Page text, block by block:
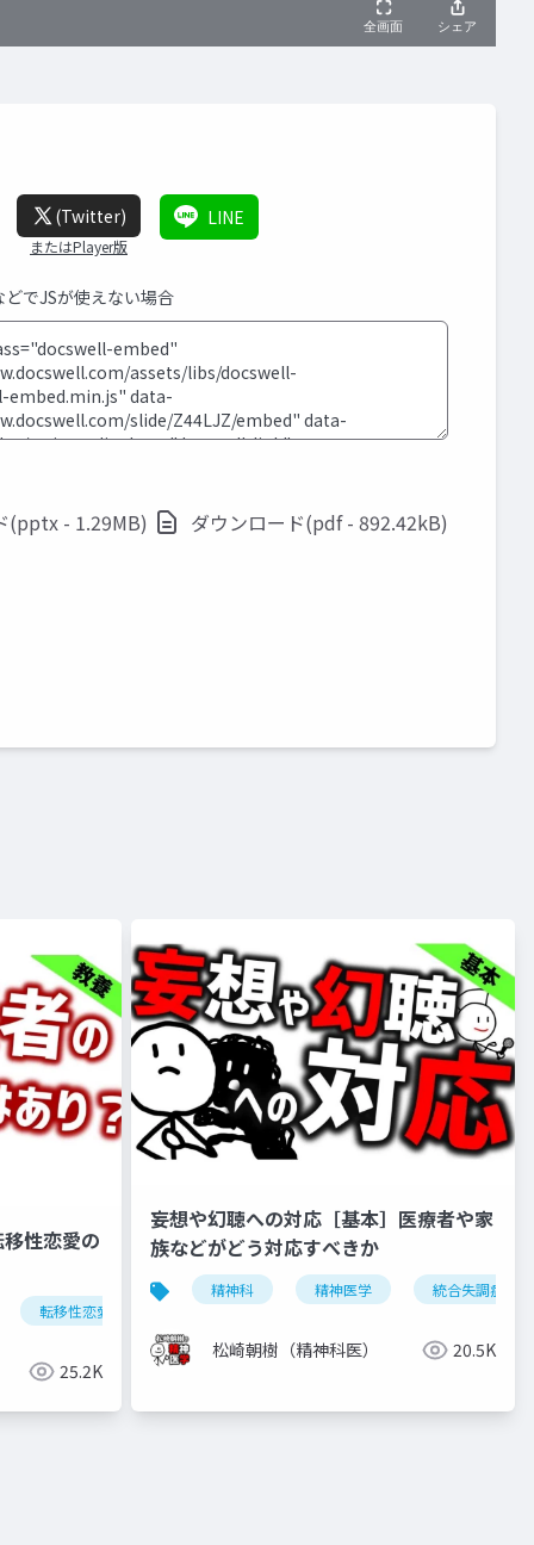
(Twitter)
またはPlayer版
LINE
どでJSが使えない場合
(pptx - 1.29MB) ダウンロード(pdf - 892.42kB)
性恋愛の
転移性恋愛
25.2K
妄想や幻聴への対応［基本］医療者や家
族などがどう対応すべきか
精神科 精神医学 統合失調症
松崎朝樹（精神科医） 20.5K